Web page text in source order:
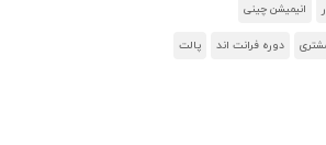
انیمیشن چینی
دوره فرانت اند پالت